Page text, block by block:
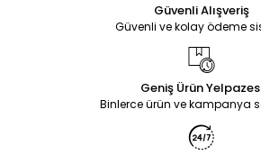
Güvenli Alışveriş
Güvenli ve kolay ödeme
Geniş Ürün
Binlerce ürün ve kampanya